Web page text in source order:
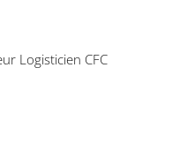
Logisticien CFC